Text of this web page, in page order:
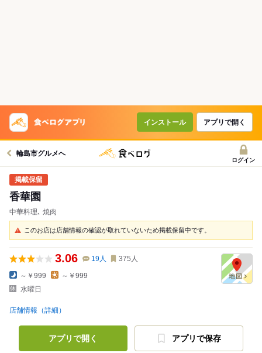
インストール アプリで開く
輪島市グルメへ
ログイン
香華園
中華料理､ 焼肉
このお店は店舗情報の確認が取れていないため掲載保留中です。
3.06 19人 375 人
～￥999
～￥999
水曜日
店舗情報（詳細）
アプリで開く アプリで保存